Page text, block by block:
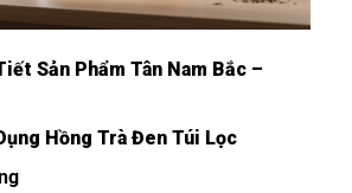
Sản Phẩm Tân Nam Bắc –
Hồng Trà Đen Túi Lọc